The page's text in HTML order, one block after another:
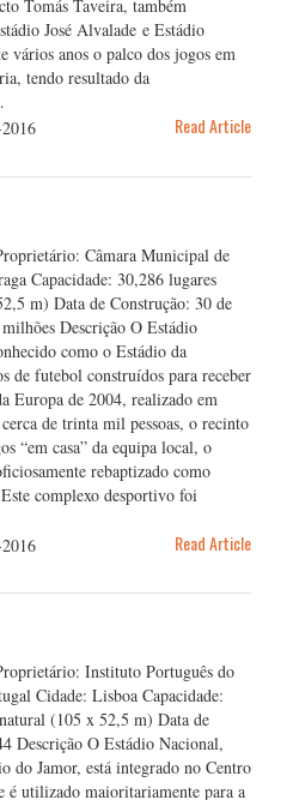
Tomás Taveira, também
José Alvalade e Estádio
anos o palco dos jogos em
tendo resultado da
Read Article
Câmara Municipal de
Capacidade: 30,286 lugares
m) Data de Construção: 30 de
Descrição O Estádio
como o Estádio da
de futebol construídos para receber
Europa de 2004, realizado em
de trinta mil pessoas, o recinto
“em casa” da equipa local, o
rebaptizado como
complexo desportivo foi
Read Article
Instituto Português do
Cidade: Lisboa Capacidade:
(105 x 52,5 m) Data de
Descrição O Estádio Nacional,
do Jamor, está integrado no Centro
é utilizado maioritariamente para a